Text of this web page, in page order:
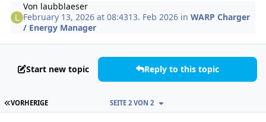
Von laubblaeser
February 13, 2026 at 08:4313. Feb 2026 inWARP Charger
/ Energy Manager
Start new topic Reply to this topic
ERSTE SEITE
VORHERIGE SEITE 2 VON 2